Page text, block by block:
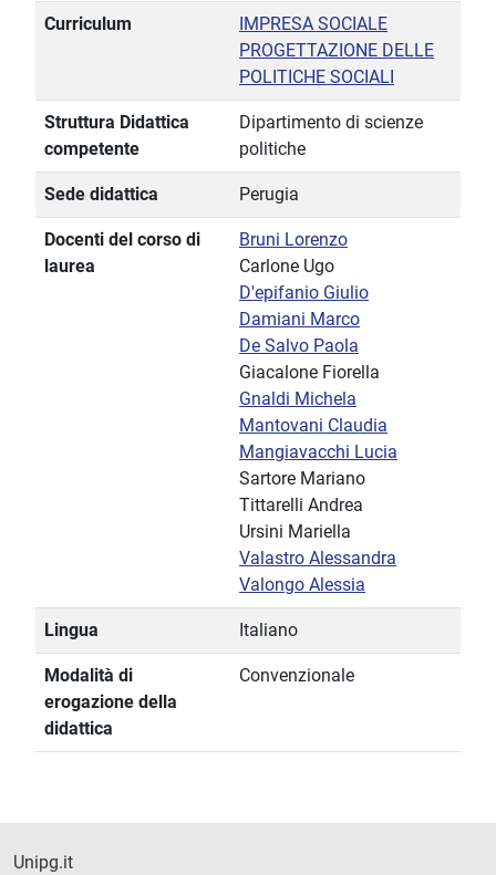
Curriculum
IMPRESA SOCIALE
PROGETTAZIONE DELLE
POLITICHE SOCIALI
Struttura Didattica
competente
Dipartimento di scienze
politiche
Sede didattica Perugia
Docenti del corso di
laurea
Bruni Lorenzo
Carlone Ugo
D'epifanio Giulio
Damiani Marco
De Salvo Paola
Giacalone Fiorella
Gnaldi Michela
Mantovani Claudia
Mangiavacchi Lucia
Sartore Mariano
Tittarelli Andrea
Ursini Mariella
Valastro Alessandra
Valongo Alessia
Lingua Italiano
Modalità di
erogazione della
didattica
Convenzionale
Unipg.it